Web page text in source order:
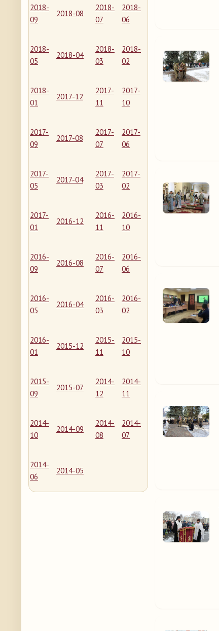
2018-
09
2018-08
2018-
07
2018-
06
2018-
05
2018-04
2018-
03
2018-
02
2018-
01
2017-12
2017-
11
2017-
10
2017-
09
2017-08
2017-
07
2017-
06
2017-
05
2017-04
2017-
03
2017-
02
2017-
01
2016-12
2016-
11
2016-
10
2016-
09
2016-08
2016-
07
2016-
06
2016-
05
2016-04
2016-
03
2016-
02
2016-
01
2015-12
2015-
11
2015-
10
2015-
09
2015-07
2014-
12
2014-
11
2014-
10
2014-09
2014-
08
2014-
07
2014-
06
2014-05